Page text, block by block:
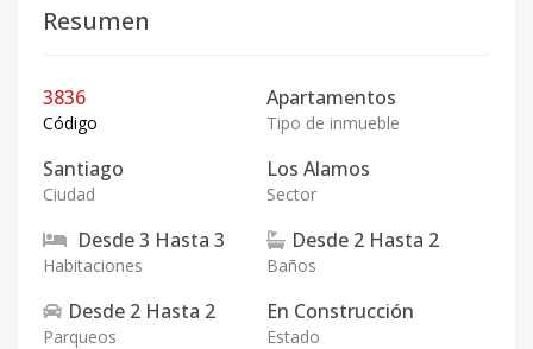
Resumen
3836
Código
Apartamentos
Tipo de inmueble
Santiago
Ciudad
Los Alamos
Sector
Desde3 Hasta 3
Habitaciones
Desde 2 Hasta 2
Baños
Desde 2 Hasta 2
Parqueos
En Construcción
Estado